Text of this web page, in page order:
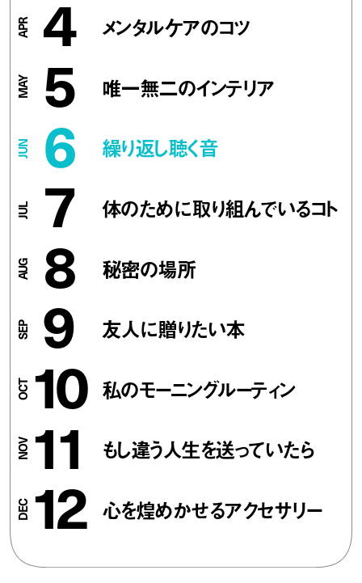
4 メンタルケアのコツ
5 唯一無二のインテリア
6 繰り返し聴く音
7 体のために取り組んでいるコト
8 秘密の場所
9 友人に贈りたい本
10 私のモーニングルーティン
11 もし違う人生を送っていたら
12 心を煌めかせるアクセサリー